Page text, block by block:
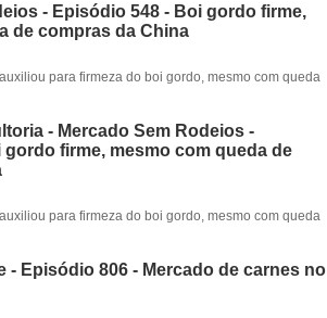
- Episódio 548 - Boi gordo firme,
de compras da China
para firmeza do boi gordo, mesmo com queda
- Mercado Sem Rodeios -
gordo firme, mesmo com queda de
para firmeza do boi gordo, mesmo com queda
- Episódio 806 - Mercado de carnes no